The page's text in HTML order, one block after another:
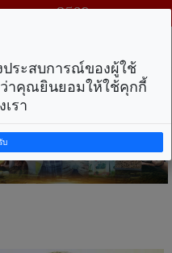
ม พ.ศ. 2569
ประสบการณ์ของผู้ใช้
ว่าคุณยินยอมให้ใช้คุกกี้
รา
บ